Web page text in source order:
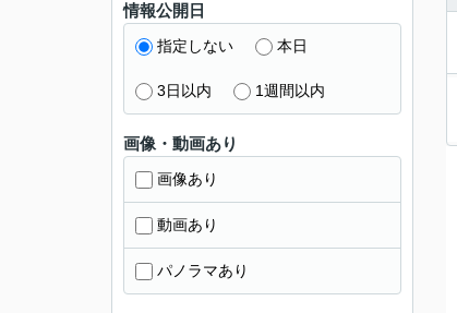
情報公開日
指定しない 本日
3日以内 1週間以内
画像・動画あり
画像あり
動画あり
パノラマあり